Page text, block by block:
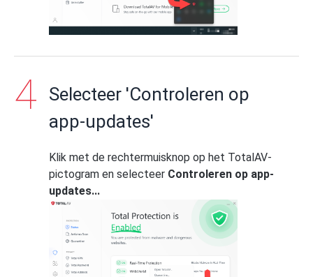
Selecteer 'Controleren op
app-updates'
Klik met de rechtermuisknop op het TotalAV-
pictogram en selecteer Controleren op app-
updates...